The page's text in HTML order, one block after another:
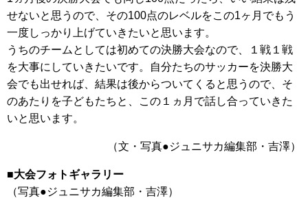
せないと思うので、その100点のレベルをこの1ヶ月でもう
一度しっかり上げていきたいと思います。
うちのチームとしては初めての決勝大会なので、１戦１戦
を大事にしていきたいです。自分たちのサッカーを決勝大
会でも出せれば、結果は後からついてくると思うので、そ
のあたりを子どもたちと、この１ヵ月で話し合っていきた
いと思います。
（文・写真●ジュニサカ編集部・吉澤）
■大会フォトギャラリー
（写真●ジュニサカ編集部・吉澤）